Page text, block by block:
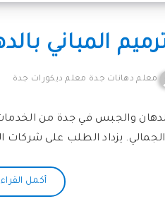
المباني
معلم دهانات جدة معلم ديكورات جدة
والجبس في جدة من
يزداد الطلب على
أكمل